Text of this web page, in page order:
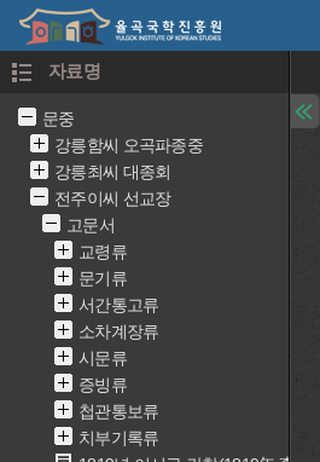
자료명
문중
강릉함씨 오곡파종중
강릉최씨 대종회
전주이씨 선교장
고문서
교령류
문기류
서간통고류
소차계장류
시문류
증빙류
첩관통보류
치부기록류